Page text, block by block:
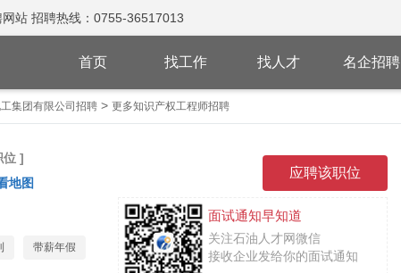
站 招聘热线：0755-36517013
首页 找工作 找人才 名企招聘
集团有限公司招聘> 更多知识产权工程师招聘
位 ]
地图
面试通知早知道
关注石油人才网微信
接收企业发给你的面试通知
带薪年假